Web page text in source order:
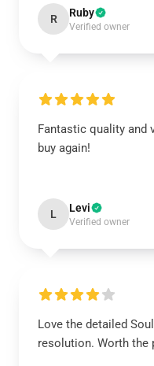
R Ruby
Verified owner
Fantastic quality and
buy again!
L Levi
Verified owner
Love the detailed
resolution. Worth the